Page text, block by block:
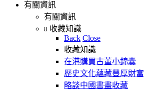
有關資訊
有關資訊
8 收藏知識
Back Close
收藏知識
在港購買古董小錦囊
歷史文化蘊藏豐厚財富
略談中國書畫收藏